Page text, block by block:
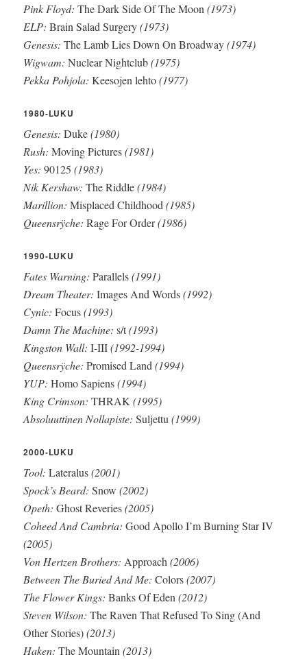
Pink Floyd:The Dark Side Of The Moon(1973)
ELP:Brain Salad Surgery(1973)
Genesis:The Lamb Lies Down On Broadway(1974)
Wigwam:Nuclear Nightclub(1975)
Pekka Pohjola:Keesojen lehto(1977)
1980-LUKU
Genesis:Duke(1980)
Rush:Moving Pictures(1981)
Yes:90125 (1983)
Nik Kershaw:The Riddle(1984)
Marillion:Misplaced Childhood(1985)
Queensrÿche:Rage For Order(1986)
1990-LUKU
Fates Warning:Parallels(1991)
Dream Theater:Images And Words(1992)
Cynic:Focus(1993)
Damn The Machine:s/t(1993)
Kingston Wall:I-III(1992-1994)
Queensrÿche:Promised Land(1994)
YUP:Homo Sapiens(1994)
King Crimson:THRAK(1995)
Absoluuttinen Nollapiste:Suljettu(1999)
2000-LUKU
Tool:Lateralus(2001)
Spock’s Beard:Snow (2002)
Opeth:Ghost Reveries(2005)
Coheed And Cambria:Good Apollo I’m Burning Star IV
(2005)
Von Hertzen Brothers:Approach(2006)
Between The Buried And Me:Colors(2007)
The Flower Kings:Banks Of Eden(2012)
Steven Wilson:The Raven That Refused To Sing (And
Other Stories)(2013)
Haken:The Mountain(2013)